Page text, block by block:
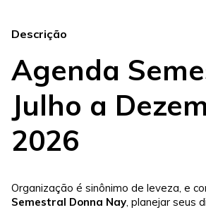
Descrição
Agenda
Julho a
2026
Organização é sinônimo de leveza, e
Semestral Donna Nay, planejar seus